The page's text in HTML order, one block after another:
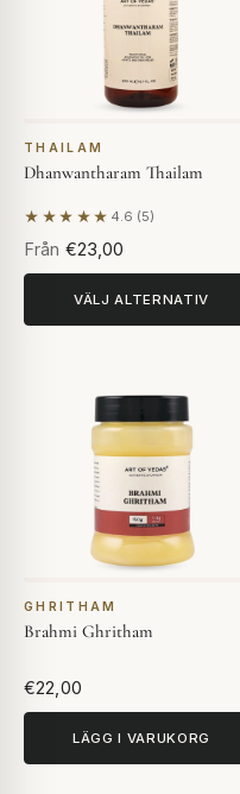
THAILAM
Dhanwantharam Thailam
★★★★★ 4.6 (5)
Baserat på 5 recensioner
Från €23,00
VÄLJ ALTERNATIV
GHRITHAM
Brahmi Ghritham
€22,00
LÄGG I VARUKORG